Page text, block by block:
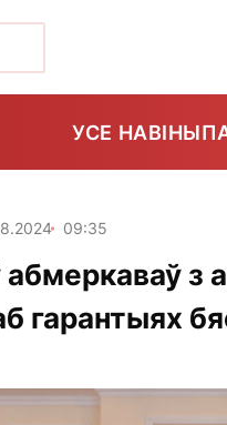
УСЕ НАВІНЫ
09:35
з
гарантыях